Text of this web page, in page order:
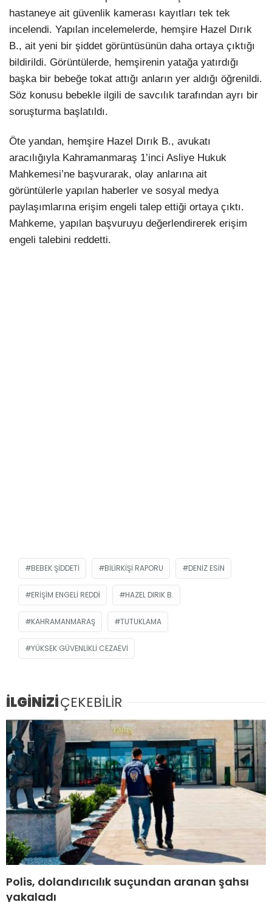
hastaneye ait güvenlik kamerası kayıtları tek tek
incelendi. Yapılan incelemelerde, hemşire Hazel Dırık
B., ait yeni bir şiddet görüntüsünün daha ortaya çıktığı
bildirildi. Görüntülerde, hemşirenin yatağa yatırdığı
başka bir bebeğe tokat attığı anların yer aldığı öğrenildi.
Söz konusu bebekle ilgili de savcılık tarafından ayrı bir
soruşturma başlatıldı.
Öte yandan, hemşire Hazel Dırık B., avukatı
aracılığıyla Kahramanmaraş 1’inci Asliye Hukuk
Mahkemesi’ne başvurarak, olay anlarına ait
görüntülerle yapılan haberler ve sosyal medya
paylaşımlarına erişim engeli talep ettiği ortaya çıktı.
Mahkeme, yapılan başvuruyu değerlendirerek erişim
engeli talebini reddetti.
BEBEK ŞİDDETİ BILIRKIŞI RAPORU DENIZ ESIN
ERIŞIM ENGELI REDDI HAZEL DIRIK B.
KAHRAMANMARAŞ TUTUKLAMA
YÜKSEK GÜVENLIKLI CEZAEVI
İLGİNİZİÇEKEBİLİR
Polis, dolandırıcılık suçundan aranan şahsı
yakaladı